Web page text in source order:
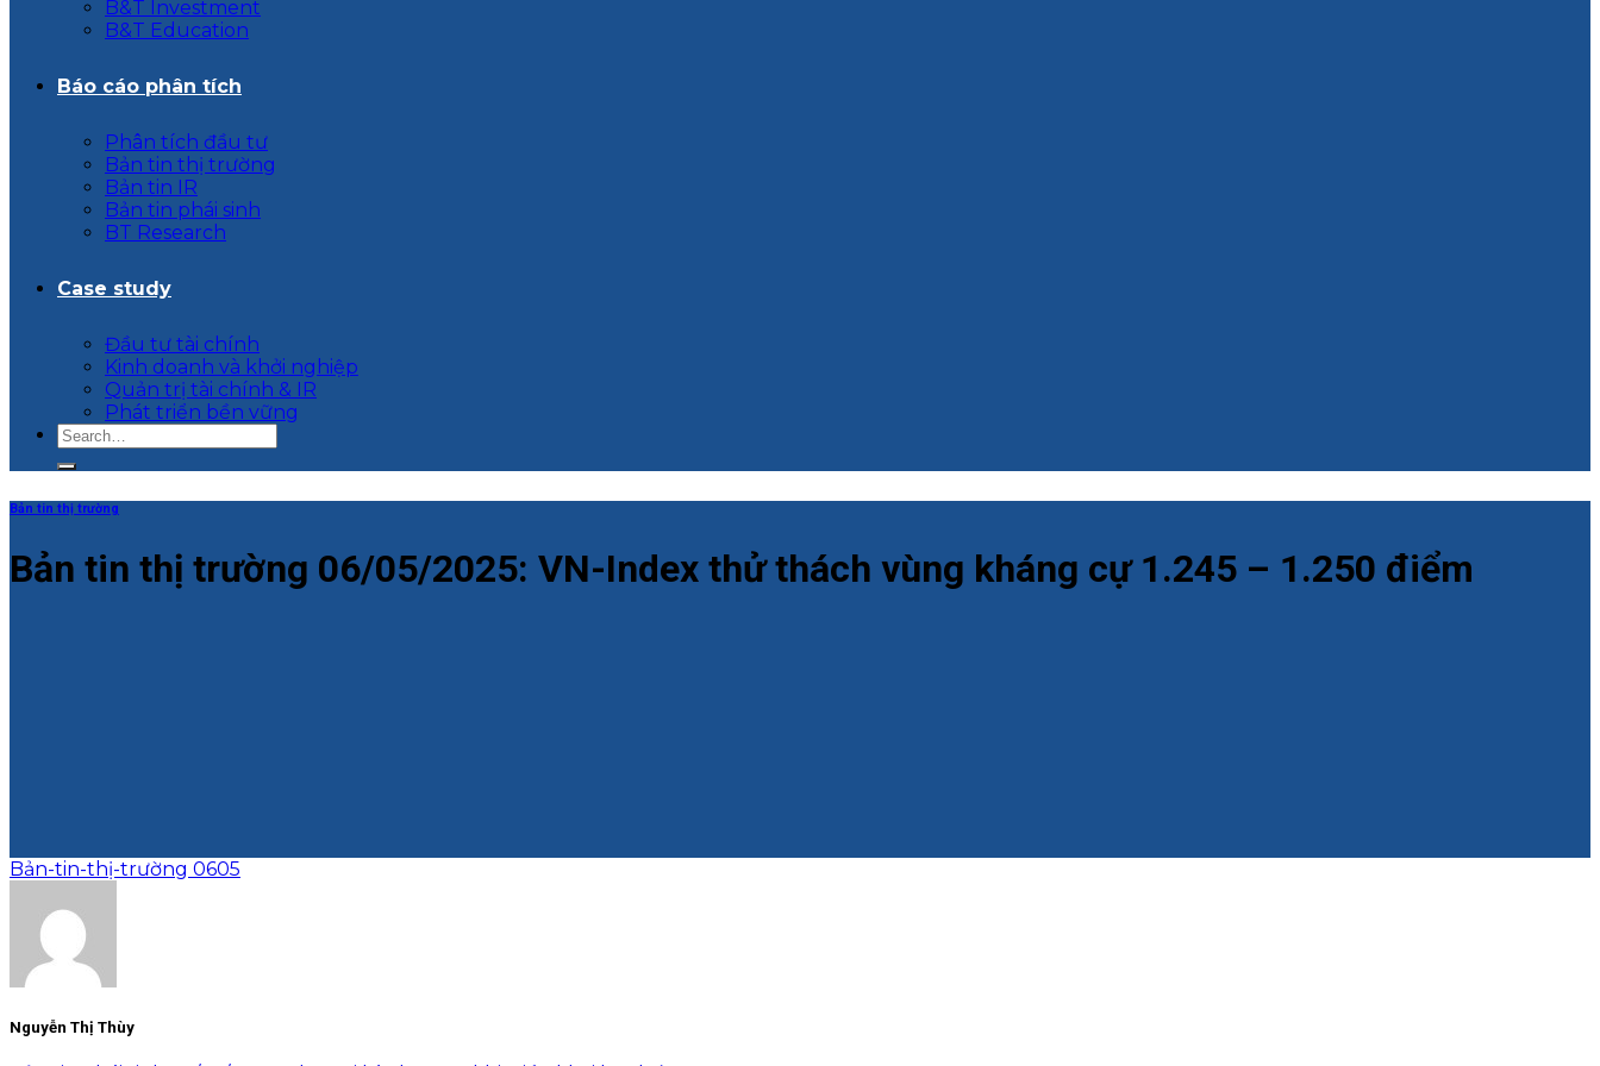
B&T Investment
B&T Education
Báo cáo phân tích
Phân tích đầu tư
Bản tin thị trường
Bản tin IR
Bản tin phái sinh
BT Research
Case study
Đầu tư tài chính
Kinh doanh và khởi nghiệp
Quản trị tài chính & IR
Phát triển bền vững
Bản tin thị trường
Bản tin thị trường 06/05/2025: VN-Index thử thách vùng kháng cự 1.245 – 1.250 điểm
Bản-tin-thị-trường 0605
Nguyễn Thị Thùy